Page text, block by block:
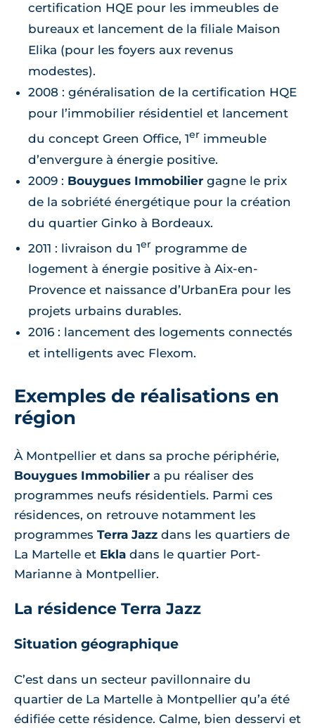
certification HQE pour les immeubles de
bureaux et lancement de la filiale Maison
Elika (pour les foyers aux revenus
modestes).
2008 : généralisation de la certification HQE
pour l’immobilier résidentiel et lancement
du concept Green Office, 1er immeuble
d’envergure à énergie positive.
2009 : Bouygues Immobilier gagne le prix
de la sobriété énergétique pour la création
du quartier Ginko à Bordeaux.
2011 : livraison du 1er programme de
logement à énergie positive à Aix-en-
Provence et naissance d’UrbanEra pour les
projets urbains durables.
2016 : lancement des logements connectés
et intelligents avec Flexom.
Exemples de réalisations en
région
À Montpellier et dans sa proche périphérie,
Bouygues Immobilier a pu réaliser des
programmes neufs résidentiels. Parmi ces
résidences, on retrouve notamment les
programmes Terra Jazz dans les quartiers de
La Martelle et Ekla dans le quartier Port-
Marianne à Montpellier.
La résidence Terra Jazz
Situation géographique
C’est dans un secteur pavillonnaire du
quartier de La Martelle à Montpellier qu’a été
édifiée cette résidence. Calme, bien desservi et